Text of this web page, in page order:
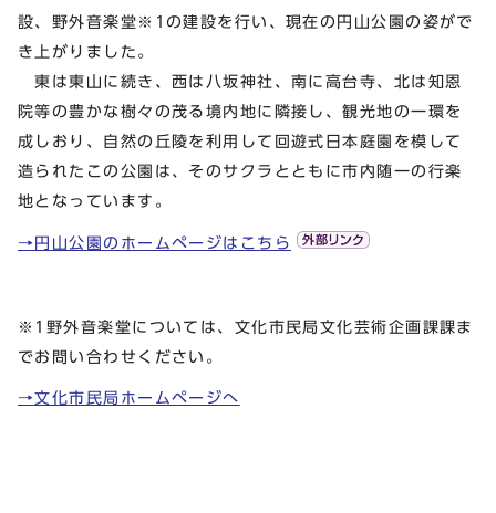
設、野外音楽堂※1の建設を行い、現在の円山公園の姿がで
き上がりました。
東は東山に続き、西は八坂神社、南に高台寺、北は知恩
院等の豊かな樹々の茂る境内地に隣接し、観光地の一環を
成しおり、自然の丘陵を利用して回遊式日本庭園を模して
造られたこの公園は、そのサクラとともに市内随一の行楽
地となっています。
→円山公園のホームページはこちら
※1野外音楽堂については、文化市民局文化芸術企画課課ま
でお問い合わせください。
→文化市民局ホームページへ